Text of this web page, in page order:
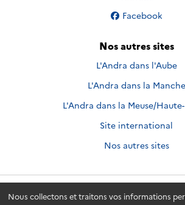
Nous collectons et traitons vos informations
Nous suivre sur
Facebook
Nos autres sites
L'Andra dans l'Aube
L'Andra dans la Manche
L'Andra dans la Meuse/
Site international
Nos autres sites
Andra.fr © 2026 - Andra. Tous